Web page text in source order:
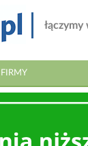
FIRMY